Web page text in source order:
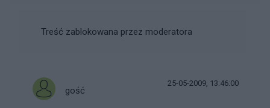
Treść zablokowana przez moderatora
gość
25-05-2009, 13:46:00